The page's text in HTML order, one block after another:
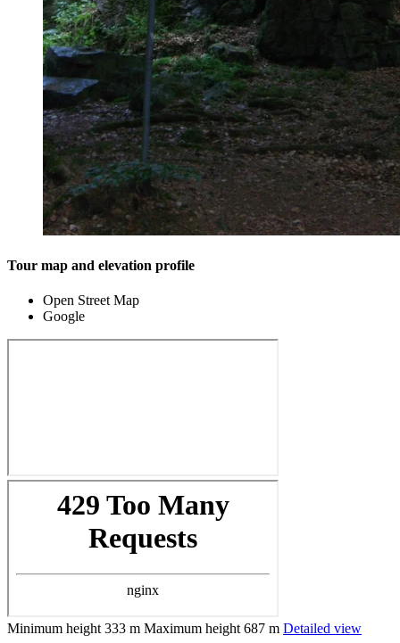
Tour map and elevation profile
Open Street Map
Google
Minimum height 333 m Maximum height 687 m Detailed view